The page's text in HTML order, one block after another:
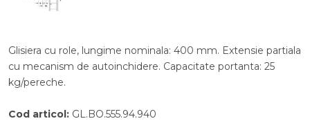
Glisiera cu role, lungime nominala: 400 mm. Extensie partiala
cu mecanism de autoinchidere. Capacitate portanta: 25
kg/pereche.
Cod articol: GL.BO.555.94.940